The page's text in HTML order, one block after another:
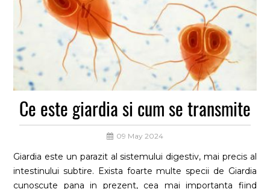
Ce este giardia si cum se transmite
09 May 2024
Giardia este un parazit al sistemului digestiv, mai precis al
intestinului subtire. Exista foarte multe specii de Giardia
cunoscute pana in prezent, cea mai importanta fiind